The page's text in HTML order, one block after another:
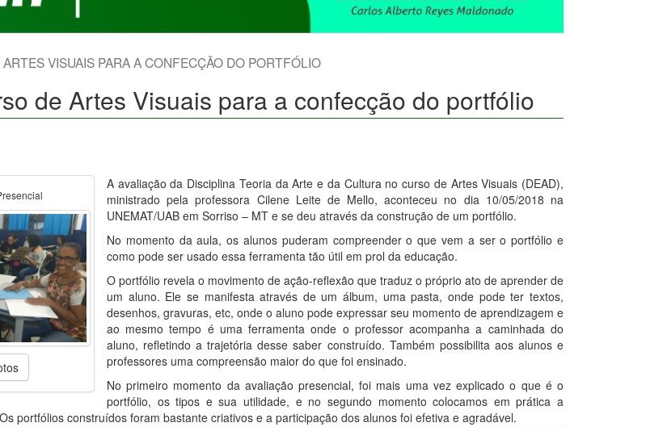
VISUAIS PARA A CONFECÇÃO DO PORTFÓLIO
de Artes Visuais para a confecção do portfólio
A avaliação da Disciplina Teoria da Arte e da Cultura no curso de Artes Visuais (DEAD),
ministrado pela professora Cilene Leite de Mello, aconteceu no dia 10/05/2018 na
UNEMAT/UAB em Sorriso – MT e se deu através da construção de um portfólio.
No momento da aula, os alunos puderam compreender o que vem a ser o portfólio e
como pode ser usado essa ferramenta tão útil em prol da educação.
O portfólio revela o movimento de ação-reflexão que traduz o próprio ato de aprender de
um aluno. Ele se manifesta através de um álbum, uma pasta, onde pode ter textos,
desenhos, gravuras, etc, onde o aluno pode expressar seu momento de aprendizagem e
ao mesmo tempo é uma ferramenta onde o professor acompanha a caminhada do
aluno, refletindo a trajetória desse saber construído. Também possibilita aos alunos e
professores uma compreensão maior do que foi ensinado.
No primeiro momento da avaliação presencial, foi mais uma vez explicado o que é o
portfólio, os tipos e sua utilidade, e no segundo momento colocamos em prática a
portfólios construídos foram bastante criativos e a participação dos alunos foi efetiva e agradável.